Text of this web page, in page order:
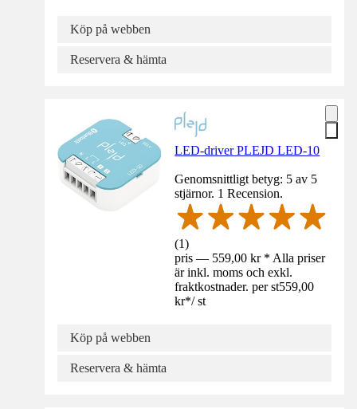
Köp på webben
Reservera & hämta
LED-driver PLEJD LED-10
Genomsnittligt betyg: 5 av 5
stjärnor. 1 Recension.
(1)
pris — 559,00 kr * Alla priser
är inkl. moms och exkl.
fraktkostnader. per st559,00
kr*/ st
Köp på webben
Reservera & hämta